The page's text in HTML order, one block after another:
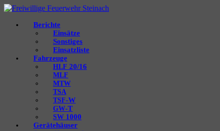
Berichte
Einsätze
Sonstiges
Einsatzliste
Fahrzeuge
HLF 20/16
MLF
MTW
TSA
TSF‑W
GW‑T
SW 1000
Gerätehäuser